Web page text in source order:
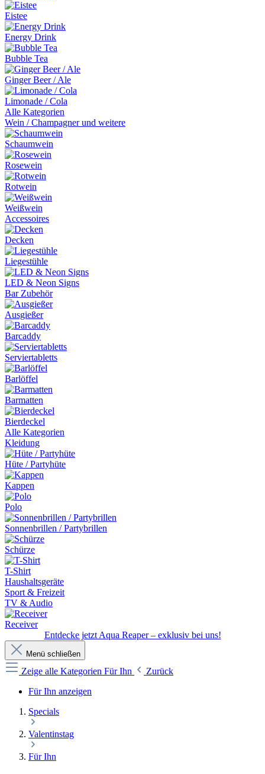
Eistee
Energy Drink
Bubble Tea
Ginger Beer / Ale
Limonade / Cola
Alle Kategorien
Wein / Champagner und weitere
Schaumwein
Rosewein
Rotwein
Weißwein
Accessoires
Decken
Liegestühle
LED & Neon Signs
Bar Zubehör
Ausgießer
Barcaddy
Serviertabletts
Barlöffel
Barmatten
Bierdeckel
Alle Kategorien
Kleidung
Hüte / Partyhüte
Kappen
Polo
Sonnenbrillen / Partybrillen
Schürze
T-Shirt
Haushaltsgeräte
Sport & Freizeit
TV & Audio
Receiver
Entdecke jetzt Aqua Reaper – exklusiv bei uns!
Menü schließen
Zeige alle Kategorien Für Ihn
Zurück
Für Ihn anzeigen
Specials
Valentinstag
Für Ihn